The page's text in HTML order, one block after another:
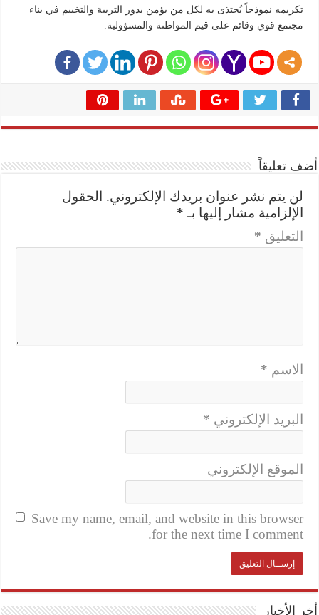
تكريمه نموذجاً يُحتذى به لكل من يؤمن بدور التربية والتخييم في بناء
مجتمع قوي وقائم على قيم المواطنة والمسؤولية.
أضف تعليقاً
لن يتم نشر عنوان بريدك الإلكتروني.
الحقول
الإلزامية مشار إليها بـ *
التعليق *
الاسم *
البريد الإلكتروني *
الموقع الإلكتروني
Save my name, email, and website in this browser
for the next time I comment.
أخر الأخبار